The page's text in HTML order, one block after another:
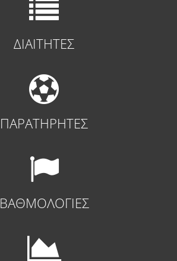
ΔΙΑΙΤΗΤΕΣ
ΠΑΡΑΤΗΡΗΤΕΣ
ΒΑΘΜΟΛΟΓΙΕΣ